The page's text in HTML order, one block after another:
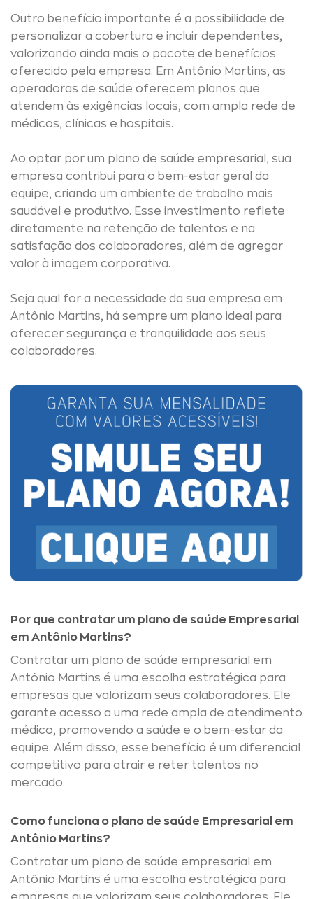
Outro benefício importante é a possibilidade de
personalizar a cobertura e incluir dependentes,
valorizando ainda mais o pacote de benefícios
oferecido pela empresa. Em Antônio Martins, as
operadoras de saúde oferecem planos que
atendem às exigências locais, com ampla rede de
médicos, clínicas e hospitais.
Ao optar por um plano de saúde empresarial, sua
empresa contribui para o bem-estar geral da
equipe, criando um ambiente de trabalho mais
saudável e produtivo. Esse investimento reflete
diretamente na retenção de talentos e na
satisfação dos colaboradores, além de agregar
valor à imagem corporativa.
Seja qual for a necessidade da sua empresa em
Antônio Martins, há sempre um plano ideal para
oferecer segurança e tranquilidade aos seus
colaboradores.
Por que contratar um plano de saúde Empresarial
em Antônio Martins?
Contratar um plano de saúde empresarial em
Antônio Martins é uma escolha estratégica para
empresas que valorizam seus colaboradores. Ele
garante acesso a uma rede ampla de atendimento
médico, promovendo a saúde e o bem-estar da
equipe. Além disso, esse benefício é um diferencial
competitivo para atrair e reter talentos no
mercado.
Como funciona o plano de saúde Empresarial em
Antônio Martins?
Contratar um plano de saúde empresarial em
Antônio Martins é uma escolha estratégica para